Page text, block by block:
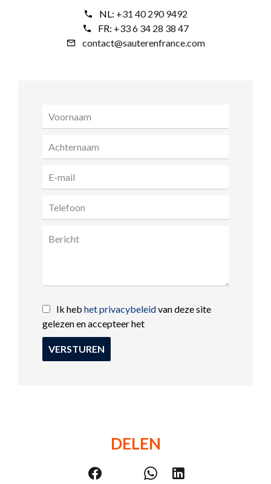
NL: +31 40 290 9492
FR: +33 6 34 28 38 47
contact@sauterenfrance.com
Ik heb het privacybeleidvan deze site
gelezen en accepteer het
VERSTUREN
DELEN